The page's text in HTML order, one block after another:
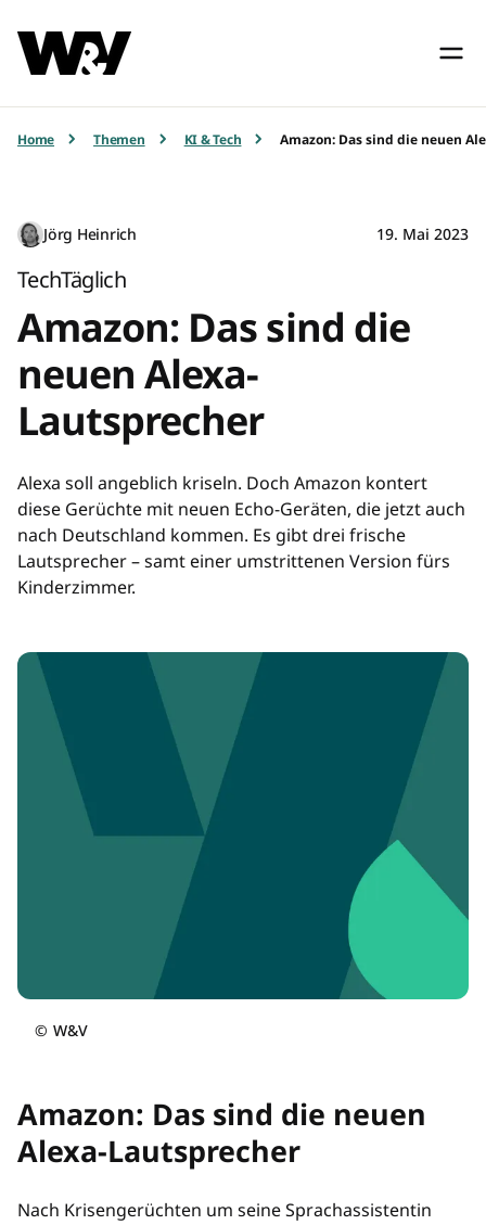
Home Themen KI & Tech Amazon: Das sind die neuen
Jörg Heinrich 19. Mai 2023
TechTäglich
Amazon: Das sind die
neuen Alexa-
Lautsprecher
Alexa soll angeblich kriseln. Doch Amazon kontert
diese Gerüchte mit neuen Echo-Geräten, die jetzt auch
nach Deutschland kommen. Es gibt drei frische
Lautsprecher – samt einer umstrittenen Version fürs
Kinderzimmer.
© W&V
Amazon: Das sind die neuen
Alexa-Lautsprecher
Nach Krisengerüchten um seine Sprachassistentin